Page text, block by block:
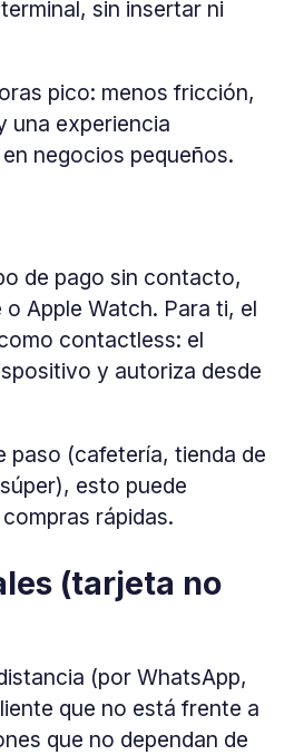
sin insertar ni
pico: menos fricción,
una experiencia
negocios pequeños.
de pago sin contacto,
Apple Watch. Para ti, el
contactless: el
y autoriza desde
paso (cafetería, tienda de
esto puede
rápidas.
(tarjeta no
(por WhatsApp,
que no está frente a
que no dependan de